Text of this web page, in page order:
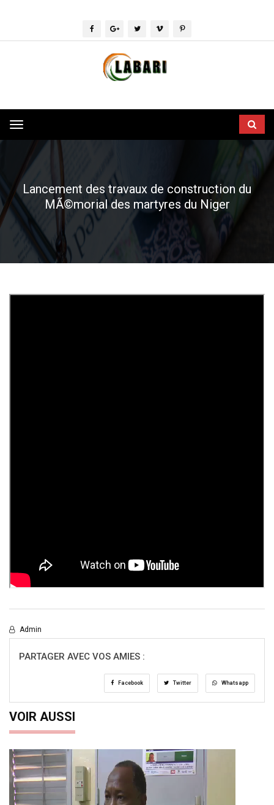
Toggle
navigation
Lancement des travaux de construction du
MÃ©morial des martyres du Niger
Admin
PARTAGER AVEC VOS AMIES :
Facebook Twitter Whatsapp
VOIR AUSSI